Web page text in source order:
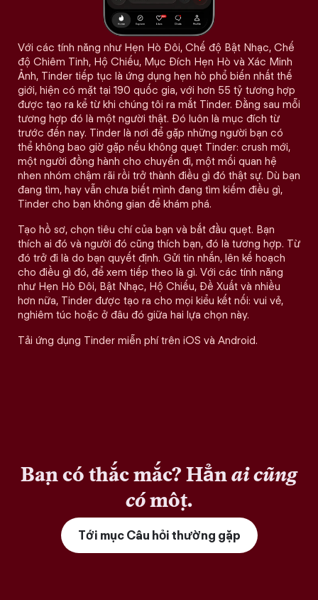
Với các tính năng như Hẹn Hò Đôi, Chế độ Bật Nhạc, Chế
độ Chiêm Tinh, Hộ Chiếu, Mục Đích Hẹn Hò và Xác Minh
Ảnh, Tinder tiếp tục là ứng dụng hẹn hò phổ biến nhất thế
giới, hiện có mặt tại 190 quốc gia, với hơn 55 tỷ tương hợp
được tạo ra kể từ khi chúng tôi ra mắt Tinder. Đằng sau mỗi
tương hợp đó là một người thật. Đó luôn là mục đích từ
trước đến nay. Tinder là nơi để gặp những người bạn có
thể không bao giờ gặp nếu không quẹt Tinder: crush mới,
một người đồng hành cho chuyến đi, một mối quan hệ
nhen nhóm chậm rãi rồi trở thành điều gì đó thật sự. Dù bạn
đang tìm, hay vẫn chưa biết mình đang tìm kiếm điều gì,
Tinder cho bạn không gian để khám phá.
Tạo hồ sơ, chọn tiêu chí của bạn và bắt đầu quẹt. Bạn
thích ai đó và người đó cũng thích bạn, đó là tương hợp. Từ
đó trở đi là do bạn quyết định. Gửi tin nhắn, lên kế hoạch
cho điều gì đó, để xem tiếp theo là gì. Với các tính năng
như Hẹn Hò Đôi, Bật Nhạc, Hộ Chiếu, Đề Xuất và nhiều
hơn nữa, Tinder được tạo ra cho mọi kiểu kết nối: vui vẻ,
nghiêm túc hoặc ở đâu đó giữa hai lựa chọn này.
Tải ứng dụng Tinder miễn phí trên iOS và Android.
Bạn có thắc mắc? Hẳnai cũng
cómột.
Tới mục Câu hỏi thường gặp